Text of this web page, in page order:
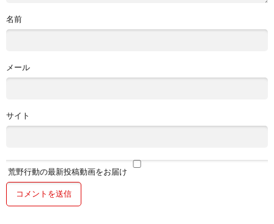
名前
メール
サイト
荒野行動の最新投稿動画をお届け